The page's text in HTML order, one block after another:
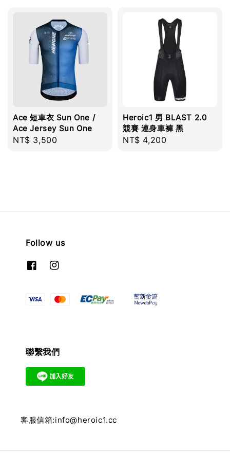
Ace 短車衣 Sun One /
Ace Jersey Sun One
Regular
NT$ 3,500
Heroic1 男 BLAST 2.0
競賽 連身車褲 黑
Regular
NT$ 4,200
Follow us
聯繫我們
客服信箱:info@heroic1.cc